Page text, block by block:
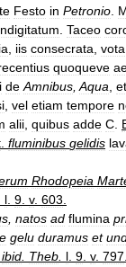
Festo in Petronio
Taceo
iis consecrata vota
quoqueve
de Amnibus Aqua et
vel etiam tempore
alii quibus adde C
fluminibus gelidis
Rhodopeia
l 9 v. 603
natos ad flumina
gelu duramus et
ibid Theb l 9 v. 797